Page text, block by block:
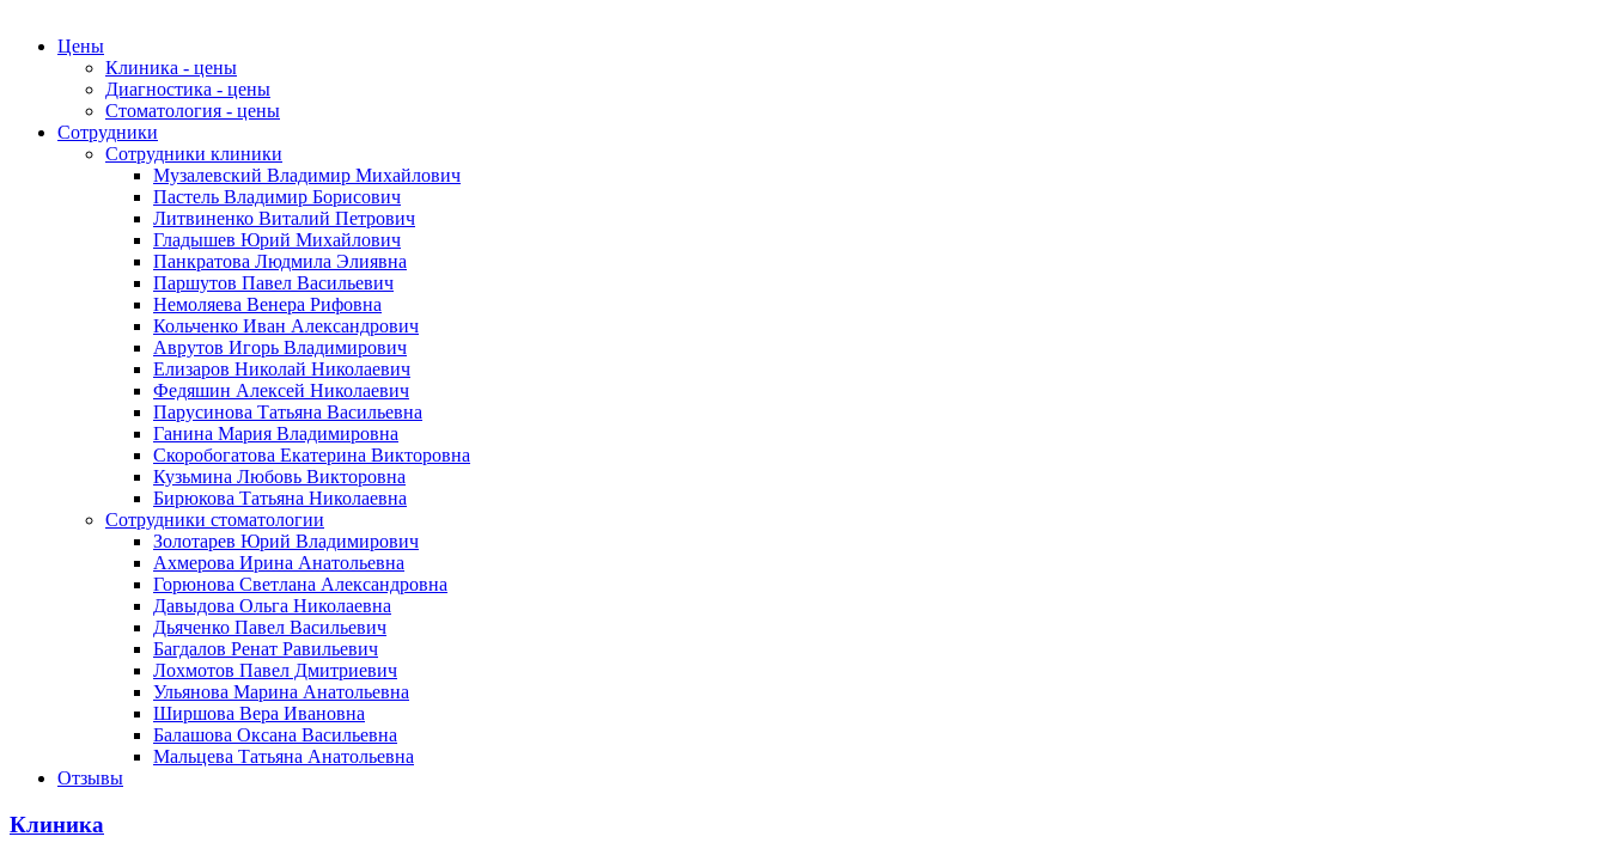
Цены
Клиника - цены
Диагностика - цены
Стоматология - цены
Сотрудники
Сотрудники клиники
Музалевский Владимир Михайлович
Пастель Владимир Борисович
Литвиненко Виталий Петрович
Гладышев Юрий Михайлович
Панкратова Людмила Элиявна
Паршутов Павел Васильевич
Немоляева Венера Рифовна
Кольченко Иван Александрович
Аврутов Игорь Владимирович
Елизаров Николай Николаевич
Федяшин Алексей Николаевич
Парусинова Татьяна Васильевна
Ганина Мария Владимировна
Скоробогатова Екатерина Викторовна
Кузьмина Любовь Викторовна
Бирюкова Татьяна Николаевна
Сотрудники стоматологии
Золотарев Юрий Владимирович
Ахмерова Ирина Анатольевна
Горюнова Светлана Александровна
Давыдова Ольга Николаевна
Дьяченко Павел Васильевич
Багдалов Ренат Равильевич
Лохмотов Павел Дмитриевич
Ульянова Марина Анатольевна
Ширшова Вера Ивановна
Балашова Оксана Васильевна
Мальцева Татьяна Анатольевна
Отзывы
Клиника